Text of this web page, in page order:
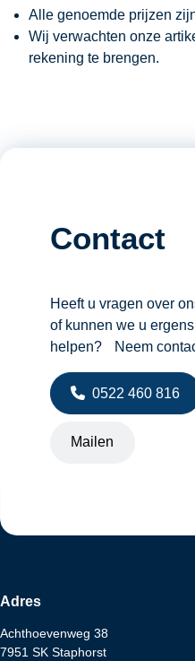
Alle genoemde prijzen
Wij verwachten onze
rekening te brengen.
Contact
Heeft u vragen over
of kunnen we u
helpen? Neem
0522 460 816
Mailen
Adres
Achthoevenweg 38
7951 SK Staphorst